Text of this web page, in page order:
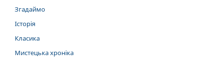
Згадаймо
Історія
Класика
Мистецька хроніка